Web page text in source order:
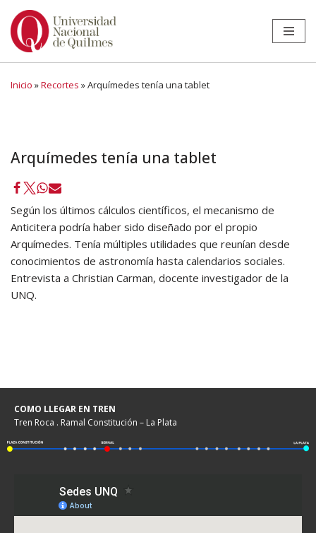
Ir
Inicio »Recortes »Arquímedes tenía una tablet
Arquímedes tenía una tablet
Según los últimos cálculos científicos, el mecanismo de
Anticitera podría haber sido diseñado por el propio
Arquímedes. Tenía múltiples utilidades que reunían desde
conocimientos de astronomía hasta calendarios sociales.
Entrevista a Christian Carman, docente investigador de la
UNQ.
COMO LLEGAR EN TREN
Tren Roca . Ramal Constitución – La Plata